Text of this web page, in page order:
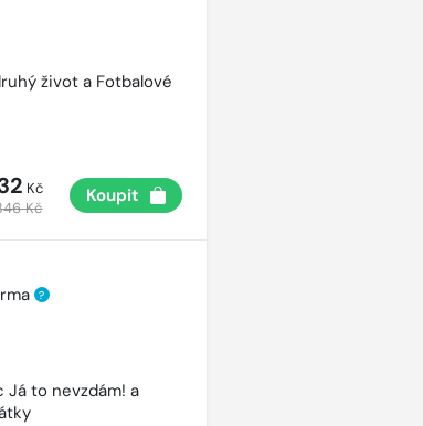
život a Fotbalové
Kč
Kč
Koupit
?
Já to nevzdám! a